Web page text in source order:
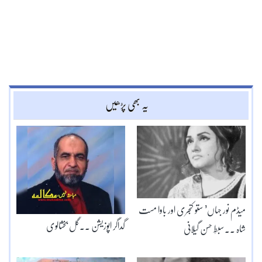
یہ بھی پڑھیں
گداگر اپوزیشن ۔۔گل بخشالوی
میڈم نور جہاں’ ستو کنجری اور باوا مست
شاہ ۔۔سبطِ حسن گیلانی